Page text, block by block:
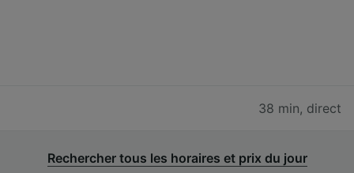
38 min, direct
Rechercher tous les horaires et prix du jour